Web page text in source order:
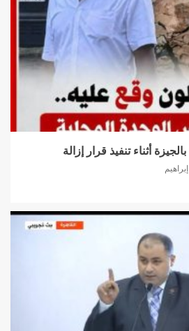
أثناء تنفيذ قرار إزالة